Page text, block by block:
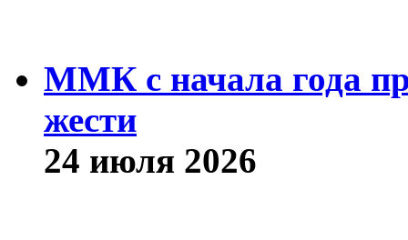
ММК с начала года
жести
24 июля 2026